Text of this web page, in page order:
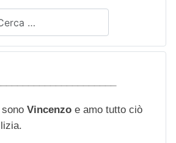
Vincenzo e amo tutto ciò